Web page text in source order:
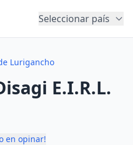
Seleccionar país
Lurigancho
E.I.R.L.
en opinar!